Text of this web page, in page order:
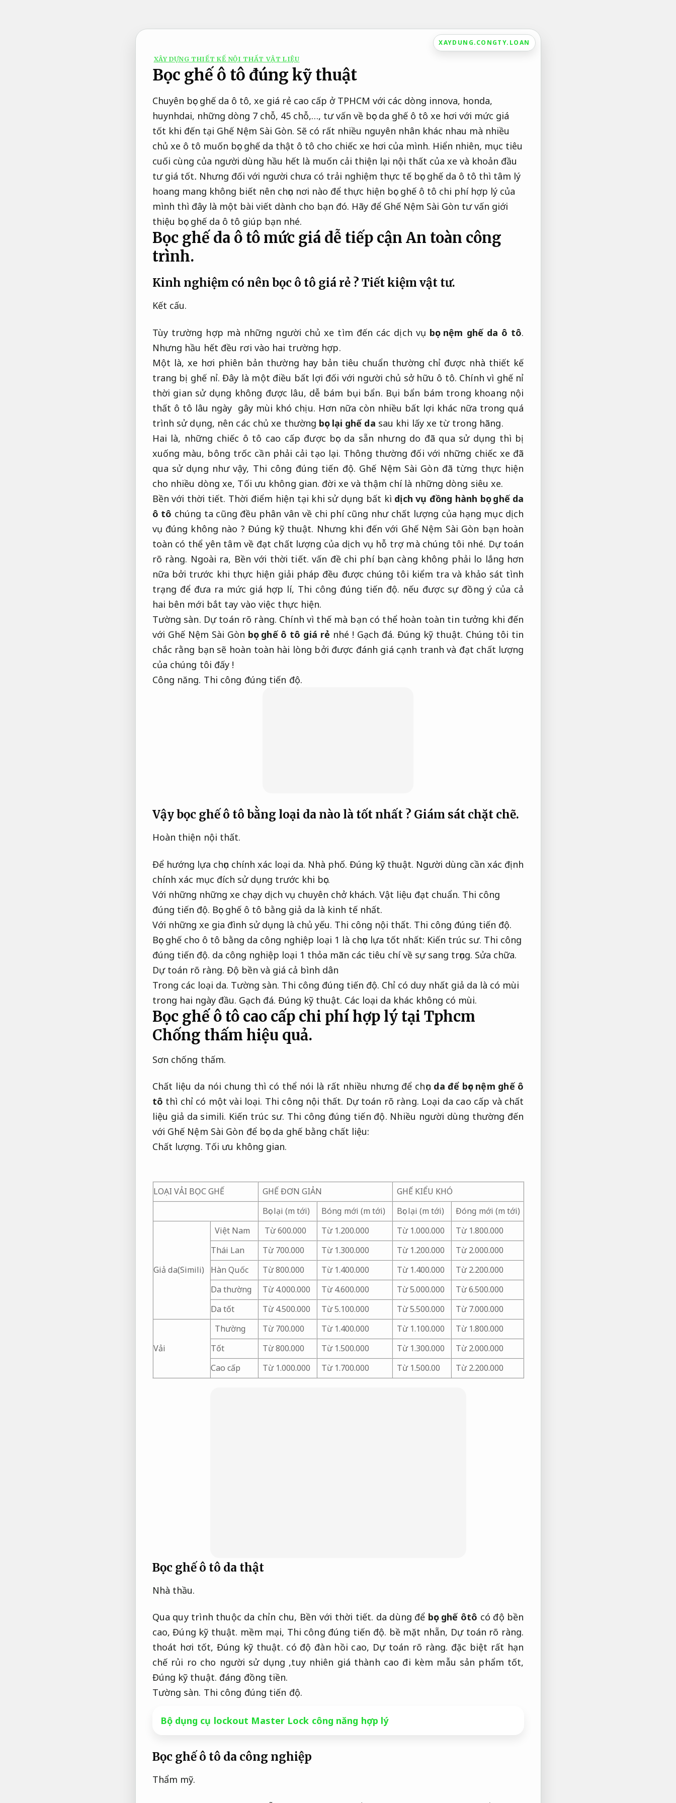
XAYDUNG.CONGTY.LOAN
XÂY DỰNG THIẾT KẾ NỘI THẤT VẬT LIỆU
Bọc ghế ô tô đúng kỹ thuật
Chuyên bọc ghế da ô tô, xe giá rẻ cao cấp ở TPHCM với các dòng innova, honda,
huynhdai, những dòng 7 chỗ, 45 chỗ,…, tư vấn về bọc da ghế ô tô xe hơi với mức giá
tốt khi đến tại Ghế Nệm Sài Gòn. Sẽ có rất nhiều nguyên nhân khác nhau mà nhiều
chủ xe ô tô muốn bọc ghế da thật ô tô cho chiếc xe hơi của mình. Hiển nhiên, mục tiêu
cuối cùng của người dùng hầu hết là muốn cải thiện lại nội thất của xe và khoản đầu
tư giá tốt. Nhưng đối với người chưa có trải nghiệm thực tế bọc ghế da ô tô thì tâm lý
hoang mang không biết nên chọn nơi nào để thực hiện bọc ghế ô tô chi phí hợp lý của
mình thì đây là một bài viết dành cho bạn đó. Hãy để Ghế Nệm Sài Gòn tư vấn giới
thiệu bọc ghế da ô tô giúp bạn nhé.
Bọc ghế da ô tô mức giá dễ tiếp cận An toàn công
trình.
Kinh nghiệm có nên bọc ô tô giá rẻ ? Tiết kiệm vật tư.
Kết cấu.
Tùy trường hợp mà những người chủ xe tìm đến các dịch vụ bọc nệm ghế da ô tô.
Nhưng hầu hết đều rơi vào hai trường hợp.
Một là, xe hơi phiên bản thường hay bản tiêu chuẩn thường chỉ được nhà thiết kế
trang bị ghế nỉ. Đây là một điều bất lợi đối với người chủ sở hữu ô tô. Chính vì ghế nỉ
thời gian sử dụng không được lâu, dễ bám bụi bẩn. Bụi bẩn bám trong khoang nội
thất ô tô lâu ngày gây mùi khó chịu. Hơn nữa còn nhiều bất lợi khác nữa trong quá
trình sử dụng, nên các chủ xe thường bọc lại ghế da sau khi lấy xe từ trong hãng.
Hai là, những chiếc ô tô cao cấp được bọc da sẵn nhưng do đã qua sử dụng thì bị
xuống màu, bông trốc cần phải cải tạo lại. Thông thường đối với những chiếc xe đã
qua sử dụng như vậy, Thi công đúng tiến độ. Ghế Nệm Sài Gòn đã từng thực hiện
cho nhiều dòng xe, Tối ưu không gian. đời xe và thậm chí là những dòng siêu xe.
Bền với thời tiết. Thời điểm hiện tại khi sử dụng bất kì dịch vụ đồng hành bọc ghế da
ô tô chúng ta cũng đều phân vân về chi phí cũng như chất lượng của hạng mục dịch
vụ đúng không nào ? Đúng kỹ thuật. Nhưng khi đến với Ghế Nệm Sài Gòn bạn hoàn
toàn có thể yên tâm về đạt chất lượng của dịch vụ hỗ trợ mà chúng tôi nhé. Dự toán
rõ ràng. Ngoài ra, Bền với thời tiết. vấn đề chi phí bạn càng không phải lo lắng hơn
nữa bởi trước khi thực hiện giải pháp đều được chúng tôi kiểm tra và khảo sát tình
trạng để đưa ra mức giá hợp lí, Thi công đúng tiến độ. nếu được sự đồng ý của cả
hai bên mới bắt tay vào việc thực hiện.
Tường sàn. Dự toán rõ ràng. Chính vì thế mà bạn có thể hoàn toàn tin tưởng khi đến
với Ghế Nệm Sài Gòn bọc ghế ô tô giá rẻ nhé ! Gạch đá. Đúng kỹ thuật. Chúng tôi tin
chắc rằng bạn sẽ hoàn toàn hài lòng bởi được đánh giá cạnh tranh và đạt chất lượng
của chúng tôi đấy !
Công năng. Thi công đúng tiến độ.
Vậy bọc ghế ô tô bằng loại da nào là tốt nhất ? Giám sát chặt chẽ.
Hoàn thiện nội thất.
Để hướng lựa chọn chính xác loại da. Nhà phố. Đúng kỹ thuật. Người dùng cần xác định
chính xác mục đích sử dụng trước khi bọc.
Với những những xe chạy dịch vụ chuyên chở khách. Vật liệu đạt chuẩn. Thi công
đúng tiến độ. Bọc ghế ô tô bằng giả da là kinh tế nhất.
Với những xe gia đình sử dụng là chủ yếu. Thi công nội thất. Thi công đúng tiến độ.
Bọc ghế cho ô tô bằng da công nghiệp loại 1 là chọn lựa tốt nhất: Kiến trúc sư. Thi công
đúng tiến độ. da công nghiệp loại 1 thỏa mãn các tiêu chí về sự sang trọng. Sửa chữa.
Dự toán rõ ràng. Độ bền và giá cả bình dân
Trong các loại da. Tường sàn. Thi công đúng tiến độ. Chỉ có duy nhất giả da là có mùi
trong hai ngày đầu. Gạch đá. Đúng kỹ thuật. Các loại da khác không có mùi.
Bọc ghế ô tô cao cấp chi phí hợp lý tại Tphcm
Chống thấm hiệu quả.
Sơn chống thấm.
Chất liệu da nói chung thì có thể nói là rất nhiều nhưng để chọn da để bọc nệm ghế ô
tô thì chỉ có một vài loại. Thi công nội thất. Dự toán rõ ràng. Loại da cao cấp và chất
liệu giả da simili. Kiến trúc sư. Thi công đúng tiến độ. Nhiều người dùng thường đến
với Ghế Nệm Sài Gòn để bọc da ghế bằng chất liệu:
Chất lượng. Tối ưu không gian.
LOẠI VẢI BỌC GHẾ GHẾ ĐƠN GIẢN
GHẾ KIỂU KHÓ
Bọc lại (m tới)
Bóng mới (m tới) Bọc lại (m tới) Đóng mới (m tới)
Giả da(Simili)
Việt Nam Từ 600.000 Từ 1.200.000 Từ 1.000.000
Từ 1.800.000
Thái Lan
Từ 700.000 Từ 1.300.000 Từ 1.200.000
Từ 2.000.000
Hàn Quốc
Từ 800.000 Từ 1.400.000 Từ 1.400.000
Từ 2.200.000
Da thường
Từ 4.000.000 Từ 4.600.000 Từ 5.000.000
Từ 6.500.000
Da tốt
Từ 4.500.000 Từ 5.100.000 Từ 5.500.000 Từ 7.000.000
Vải
Thường Từ 700.000 Từ 1.400.000 Từ 1.100.000
Từ 1.800.000
Tốt
Từ 800.000 Từ 1.500.000 Từ 1.300.000
Từ 2.000.000
Cao cấp
Từ 1.000.000 Từ 1.700.000 Từ 1.500.00 Từ 2.200.000
Bọc ghế ô tô da thật
Nhà thầu.
Qua quy trình thuộc da chỉn chu, Bền với thời tiết. da dùng để bọc ghế ôtô có độ bền
cao,Đúng kỹ thuật. mềm mại, Thi công đúng tiến độ. bề mặt nhẵn, Dự toán rõ ràng.
thoát hơi tốt, Đúng kỹ thuật. có độ đàn hồi cao, Dự toán rõ ràng. đặc biệt rất hạn
chế rủi ro cho người sử dụng ,tuy nhiên giá thành cao đi kèm mẫu sản phẩm tốt,
Đúng kỹ thuật. đáng đồng tiền.
Tường sàn. Thi công đúng tiến độ.
Bộ dụng cụ lockout Master Lock công năng hợp lý
Bọc ghế ô tô da công nghiệp
Thẩm mỹ.